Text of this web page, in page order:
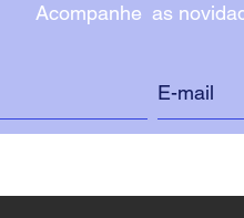
Acompanhe as